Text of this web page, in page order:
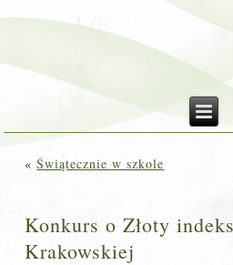
«Świątecznie w szkole
Konkurs o Złoty
Krakowskiej